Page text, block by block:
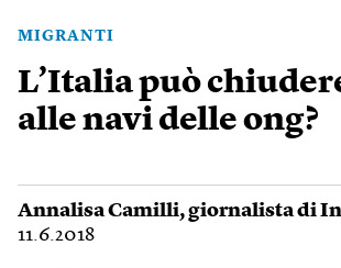
MIGRANTI
L’Italia può
alle navi delle ong?
Annalisa Camilli, giornalista di
11.6.2018